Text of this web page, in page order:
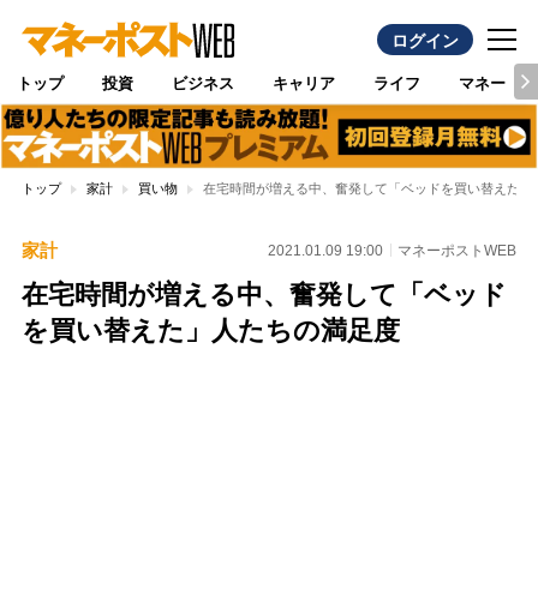
ログイン
トップ 投資 ビジネス キャリア ライフ マネー
トップ 家計 買い物 在宅時間が増える中、奮発して「ベッドを買い替えた」
家計 2021.01.09 19:00 マネーポストWEB
在宅時間が増える中、奮発して「ベッド
を買い替えた」人たちの満足度